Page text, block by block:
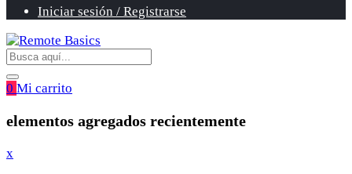
Iniciar sesión / Registrarse
0 Mi carrito
elementos agregados recientemente
x